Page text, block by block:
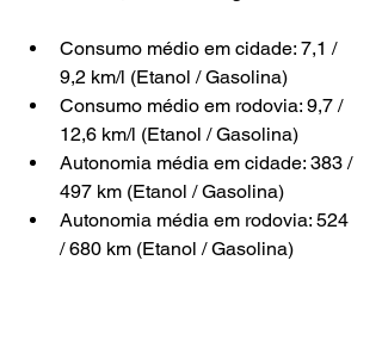
Consumo médio em cidade: 7,1 /
9,2 km/l (Etanol / Gasolina)
Consumo médio em rodovia: 9,7 /
12,6 km/l (Etanol / Gasolina)
Autonomia média em cidade: 383 /
497 km (Etanol / Gasolina)
Autonomia média em rodovia: 524
/ 680 km (Etanol / Gasolina)